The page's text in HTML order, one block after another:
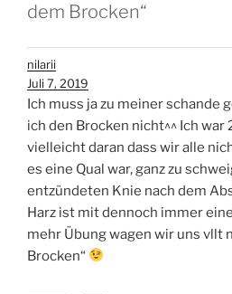
dem Brocken“
nilarii
Juli 7, 2019
Ich muss ja zu meiner schande
ich den Brocken nicht^^ Ich war
vielleicht daran dass wir alle
es eine Qual war, ganz zu
entzündeten Knie nach dem
Harz ist mit dennoch immer
mehr Übung wagen wir uns vllt
Brocken“